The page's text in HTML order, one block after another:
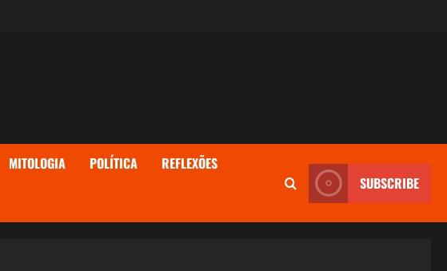
MITOLOGIA POLÍTICA REFLEXÕES
SUBSCRIBE